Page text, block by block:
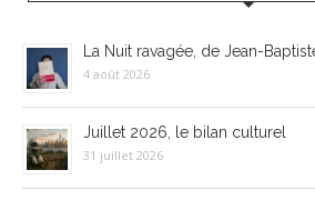
La Nuit ravagée, de Jean-
4 août 2026
Juillet 2026, le bilan culturel
31 juillet 2026